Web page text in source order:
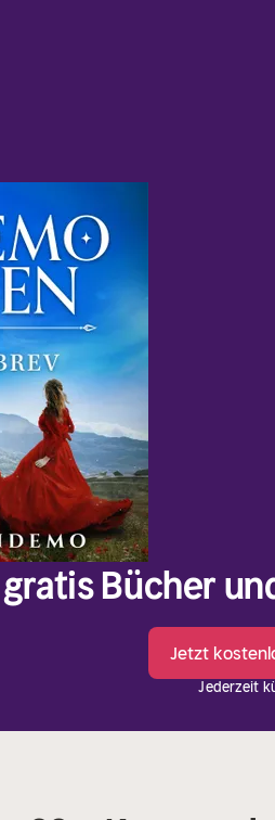
gratis Bücher
Jetzt
Jederzeit